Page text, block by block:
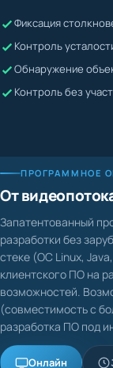
Жалобы
Водитель может
От
разработки без
стеке (ОС Linux,
клиентского ПО на
возможностей.
(совместимость с
разработка ПО под